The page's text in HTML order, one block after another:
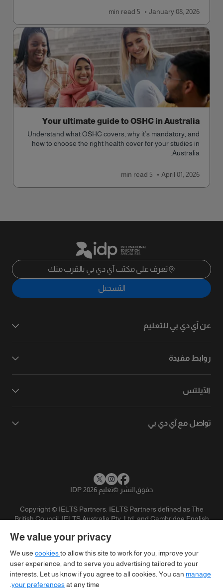
January 08, 2026
5 min
read
Your ultimate guide to OSHC in Australia
Understand what OSHC covers, why it’s mandatory, and
how to choose the right health cover for your studies in
Australia.
April 01, 2026
5 min
read
تعرف على مكتب آي دي بي بالقرب منك
التسجيل
عن آي دي بي للتعليم
روابط مفيدة
الآيلتس
تواصل مع آي دي بي
حقوق النشر ©تعليم IDP 2026
Copyright © IELTS Partners. IELTS Partners defined as The
British Council, IELTS Australia Pty. Ltd. and Cambridge English
We value your privacy
We use cookiesto allow this site to work for you, improve your
user experience, and to serve you advertising tailored to your
interests. Let us know if you agree to all cookies. You can manage
your preferencesat any time.